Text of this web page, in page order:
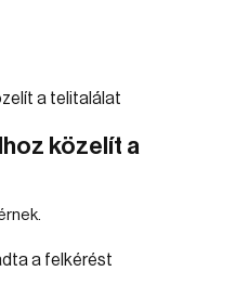
közelít a